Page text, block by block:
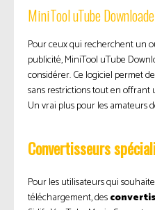
MiniTool uTube
Pour ceux qui recherchent un
publicité, MiniTool uTube
considérer. Ce logiciel permet de
sans restrictions tout en
Un vrai plus pour les amateurs
Convertisseurs
Pour les utilisateurs qui
téléchargement, des